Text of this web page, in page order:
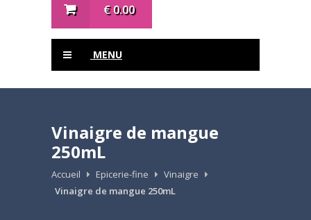
€0.00
MENU
Vinaigre de mangue
250mL
Accueil Epicerie-fine
Vinaigre
Vinaigre de mangue 250mL